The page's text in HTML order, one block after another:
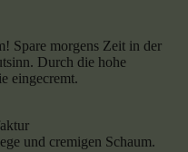
Spare morgens Zeit in der
Durch die hohe
eingecremt.
und cremigen Schaum.